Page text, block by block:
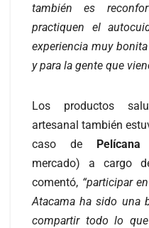
también es
practiquen el
experiencia muy
y para la gente que
Los productos
artesanal también
caso de
mercado) a cargo
comentó, “participar
Atacama ha sido una
compartir todo lo